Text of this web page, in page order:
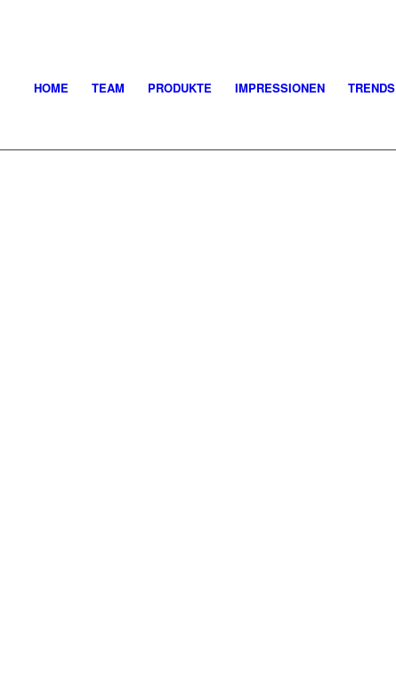
HOME TEAM PRODUKTE IMPRESSIONEN TRENDS